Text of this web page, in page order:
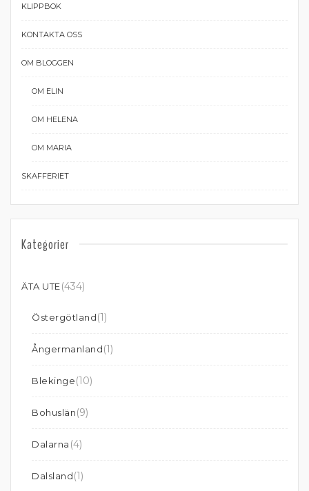
KLIPPBOK
KONTAKTA OSS
OM BLOGGEN
OM ELIN
OM HELENA
OM MARIA
SKAFFERIET
Kategorier
ÄTA UTE(434)
Östergötland(1)
Ångermanland(1)
Blekinge(10)
Bohuslän(9)
Dalarna (4)
Dalsland(1)